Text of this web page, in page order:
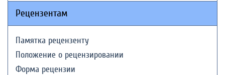
Рецензентам
Памятка рецензенту
Положение о рецензировании
Форма рецензии